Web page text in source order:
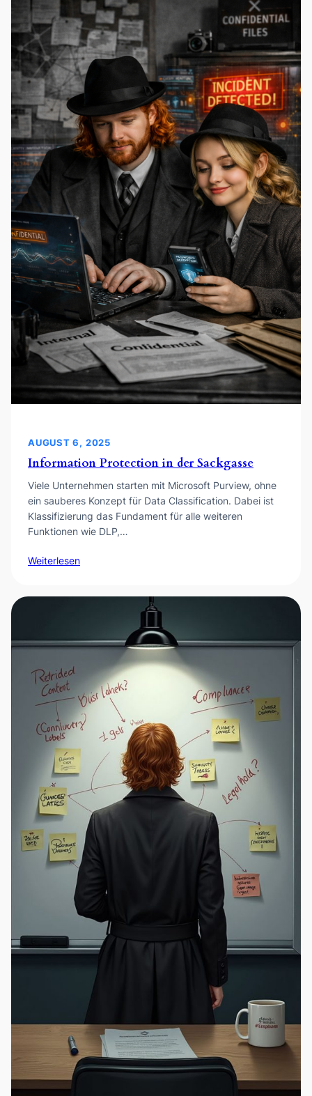
AUGUST 6, 2025
Information Protection in der Sackgasse
Viele Unternehmen starten mit Microsoft Purview, ohne
ein sauberes Konzept für Data Classification. Dabei ist
Klassifizierung das Fundament für alle weiteren
Funktionen wie DLP,…
Weiterlesen